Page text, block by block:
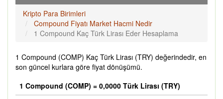
Kripto Para Birimleri
Compound Fiyatı Market Hacmi Nedir
1 Compound Kaç Türk Lirası Eder Hesaplama
1 Compound (COMP) Kaç Türk Lirası (TRY) değerindedir, en
son güncel kurlara göre fiyat dönüşümü.
1 Compound (COMP) = 0,0000 Türk Lirası (TRY)